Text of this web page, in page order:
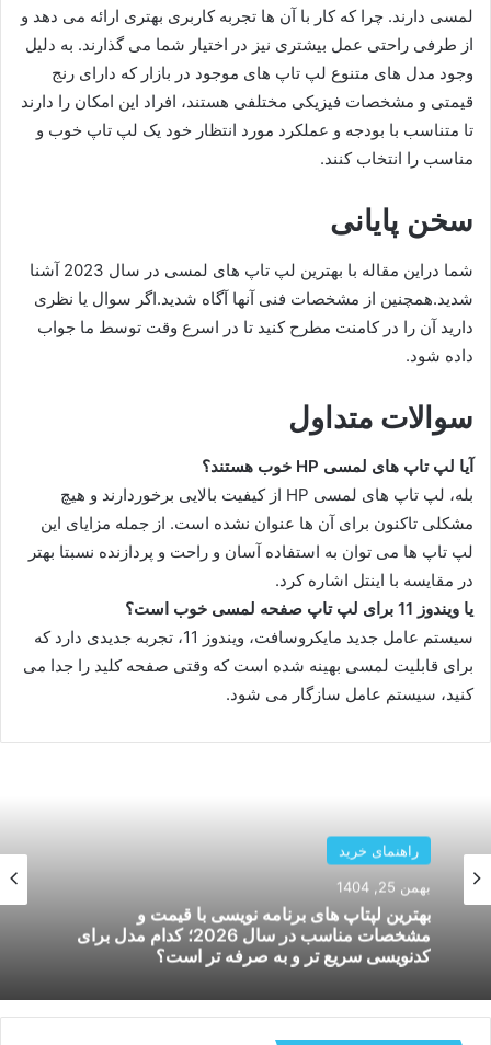
لمسی دارند. چرا که کار با آن ها تجربه کاربری بهتری ارائه می دهد و
از طرفی راحتی عمل بیشتری نیز در اختیار شما می گذارند. به دلیل
وجود مدل های متنوع لپ تاپ های موجود در بازار که دارای رنج
قیمتی و مشخصات فیزیکی مختلفی هستند، افراد این امکان را دارند
تا متناسب با بودجه و عملکرد مورد انتظار خود یک لپ تاپ خوب و
مناسب را انتخاب کنند.
سخن پایانی
شما دراین مقاله با بهترین لپ تاپ های لمسی در سال 2023 آشنا
شدید.همچنین از مشخصات فنی آنها آگاه شدید.اگر سوال یا نظری
دارید آن را در کامنت مطرح کنید تا در اسرع وقت توسط ما جواب
داده شود.
سوالات متداول
آیا لپ تاپ های لمسی HP خوب هستند؟
بله، لپ تاپ های لمسی HP از کیفیت بالایی برخوردارند و هیچ
مشکلی تاکنون برای آن ها عنوان نشده است. از جمله مزایای این
لپ تاپ ها می توان به استفاده آسان و راحت و پردازنده نسبتا بهتر
در مقایسه با اینتل اشاره کرد.
یا ویندوز 11 برای لپ تاپ صفحه لمسی خوب است؟
سیستم عامل جدید مایکروسافت، ویندوز 11، تجربه جدیدی دارد که
برای قابلیت لمسی بهینه شده است که وقتی صفحه کلید را جدا می
کنید، سیستم عامل سازگار می شود.
راهنمای خرید
بهمن 25, 1404
لپ تاپ
دی 14, 1404
۵ انتخاب هوشمندانه برای خرید لپ تاپ گیمینگ
ارزان – بهترین لپ تاپ گیمینگ ارزان در ایران